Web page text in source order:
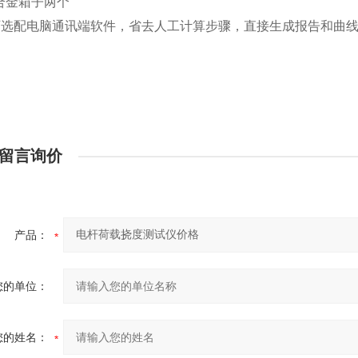
配电脑通讯端软件，省去人工计算步骤，直接生成报告和曲
留言询价
产品：
的单位：
的姓名：